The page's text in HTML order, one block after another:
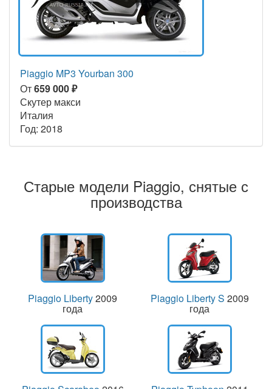
Piaggio MP3 Yourban 300
От659 000 ₽
Скутер макси
Италия
Год: 2018
Старые модели Piaggio, снятые с
производства
Piaggio Liberty2009
года
Piaggio Liberty S 2009
года